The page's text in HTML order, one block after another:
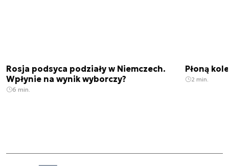
Rosja podsyca podziały w Niemczech.
Wpłynie na wynik wyborczy?
6 min.
Płoną
2 min.